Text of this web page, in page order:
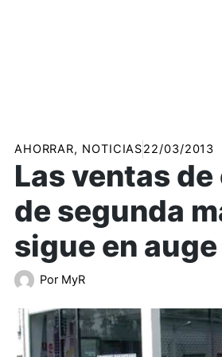
AHORRAR, NOTICIAS22/03/2013
Las ventas
de segunda
sigue en auge
Por MyR